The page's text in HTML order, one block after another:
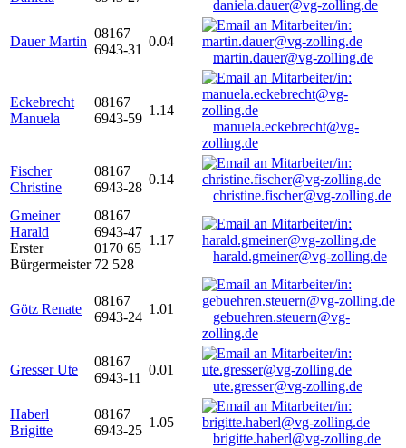
daniela.dauer@vg-zolling.de
Dauer Martin
08167
6943-31
0.04
martin.dauer@vg-zolling.de
Eckebrecht
Manuela
08167
6943-59
1.14
manuela.eckebrecht@vg-
zolling.de
Fischer
Christine
08167
6943-28
0.14
christine.fischer@vg-zolling.de
Gmeiner
Harald
Erster
Bürgermeister
08167
6943-47
0170 65
72 528
1.17
harald.gmeiner@vg-zolling.de
Götz Renate
08167
6943-24
1.01
gebuehren.steuern@vg-
zolling.de
Gresser Ute
08167
6943-11
0.01
ute.gresser@vg-zolling.de
Haberl
Brigitte
08167
6943-25
1.05
brigitte.haberl@vg-zolling.de